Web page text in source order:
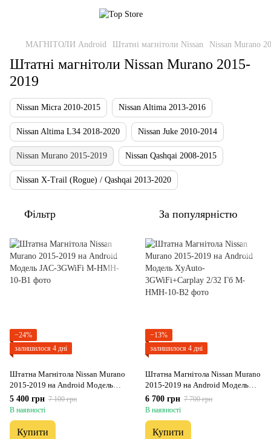
МАГНІТОЛИ Android Штатні магнітоли Nissan Nissan Murano
Штатні магнітоли Nissan Murano 2015-
2019
Nissan Micra 2010-2015 Nissan Altima 2013-2016
Nissan Altima L34 2018-2020 Nissan Juke 2010-2014
Nissan Murano 2015-2019 Nissan Qashqai 2008-2015
Nissan X-Trail (Rogue) / Qashqai 2013-2020
Фільтр За популярністю
−24%
залишилося 4 дні
Штатна Магнітола Nissan Murano
2015-2019 на Android Модель
JAC-3GWiFi
5 400 грн 7 100 грн
В наявності
Купити
−13%
залишилося 4 дні
Штатна Магнітола Nissan Murano
2015-2019 на Android Модель
XyAuto-3GWiFi+Carplay 2/32 Гб
6 700 грн 7 700 грн
В наявності
Купити